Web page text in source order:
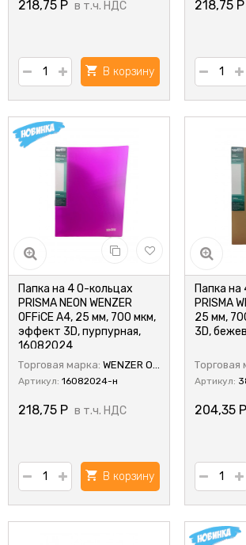
218,75 Р в т.ч. НДС
В корзину
218,75 Р
Папка на 4 О-кольцах
PRISMA NEON WENZER
OFFiCE А4, 25 мм, 700 мкм,
эффект 3D, пурпурная,
16082024
Торговая марка: WENZER OFFiCE
Артикул: 16082024-н
218,75 Р в т.ч. НДС
В корзину
Папка на
PRISMA
25 мм,
3D,
Торговая
Артикул:
204,35 Р